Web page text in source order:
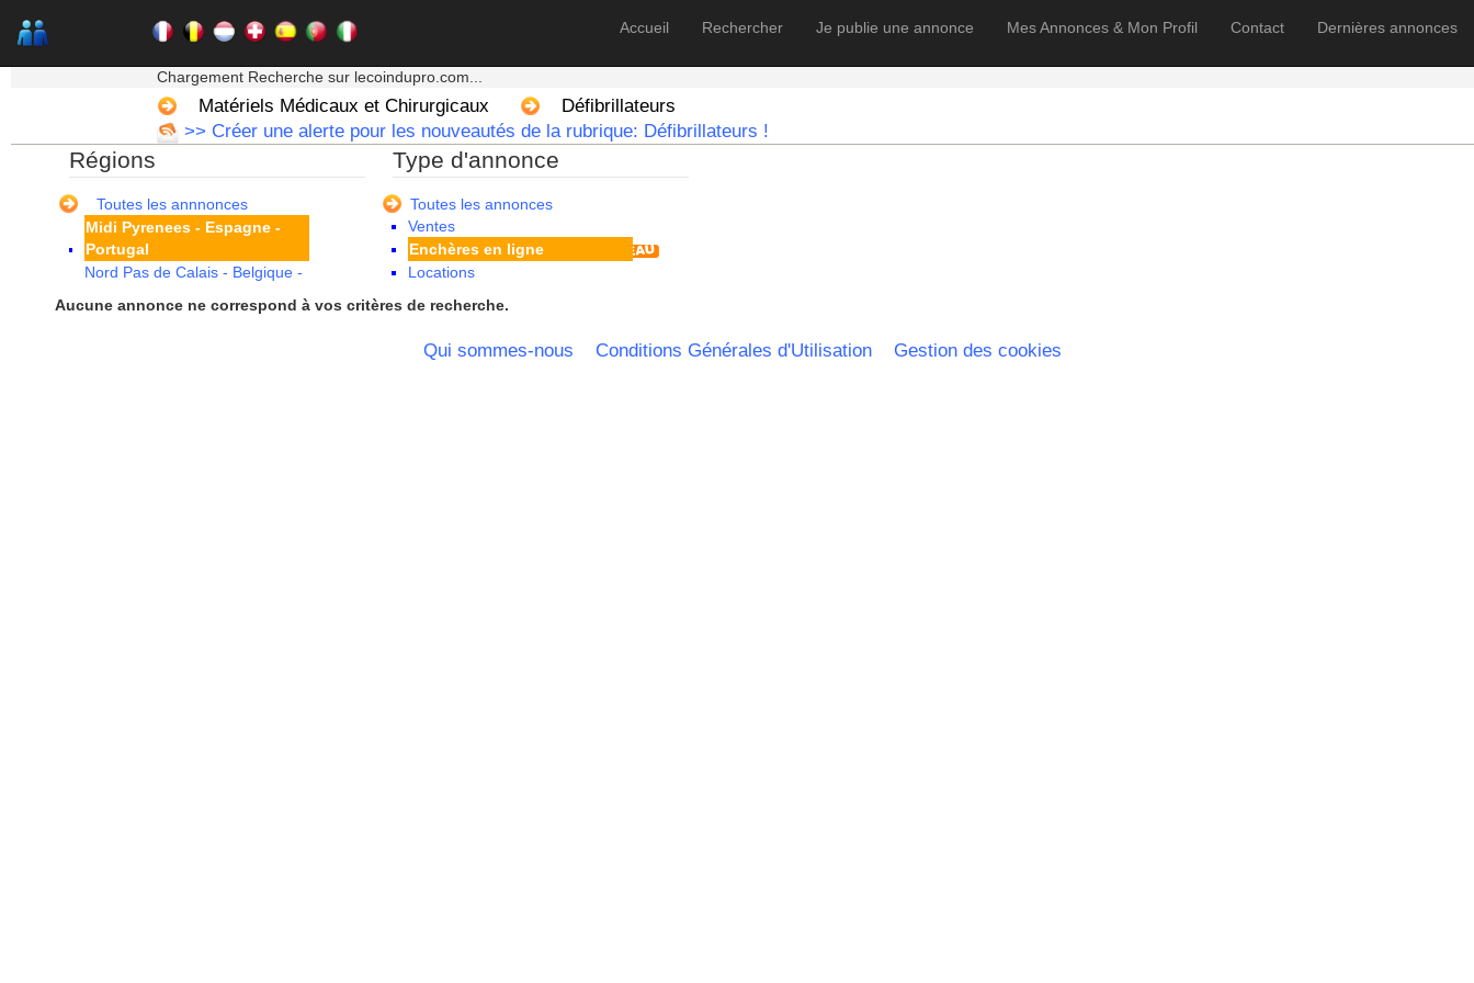
Accueil Rechercher Je publie une annonce Mes Annonces & Mon Profil Contact
Dernières annonces
Chargement Recherche sur lecoindupro.com...
Matériels Médicaux et Chirurgicaux
Défibrillateurs
>> Créer une alerte pour les nouveautés de la rubrique: Défibrillateurs !
Régions
Toutes les annnonces
Ile de France
La Réunion
Languedoc Roussillon
Lorraine
Martinique
Mayotte
Midi Pyrenees - Espagne -
Portugal
Nord Pas de Calais - Belgique -
Pays de la Loire
Type d'annonce
Toutes les annonces
Ventes
Enchères en ligne
Locations
Aucune annonce ne correspond à vos critères de recherche.
Qui sommes-nous Conditions Générales d'Utilisation Gestion des cookies